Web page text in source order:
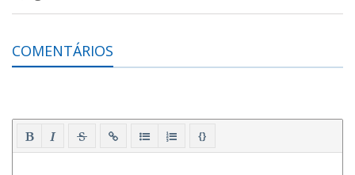
COMENTÁRIOS
{}